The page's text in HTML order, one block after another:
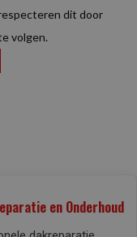
dit door
volgen.
en Onderhoud